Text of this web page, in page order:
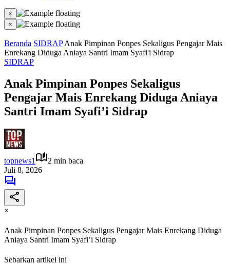
×
×
Beranda SIDRAP Anak Pimpinan Ponpes Sekaligus Pengajar Mais
Enrekang Diduga Aniaya Santri Imam Syafi'i Sidrap
SIDRAP
Anak Pimpinan Ponpes Sekaligus
Pengajar Mais Enrekang Diduga Aniaya
Santri Imam Syafi’i Sidrap
topnews1
2 min baca
Juli 8, 2026
×
Anak Pimpinan Ponpes Sekaligus Pengajar Mais Enrekang Diduga
Aniaya Santri Imam Syafi’i Sidrap
Sebarkan artikel ini